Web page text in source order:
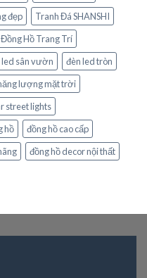
đẹp
Tranh Đá SHANSHI
Đồng Hồ Trang Trí
led sân vườn
đèn led tròn
lượng mặt trời
street lights
hồ
đồng hồ cao cấp
đồng hồ decor nội thất